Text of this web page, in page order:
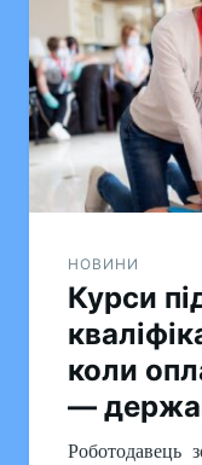
записів
НОВИНИ
Курси
коли
—
Роботодавець